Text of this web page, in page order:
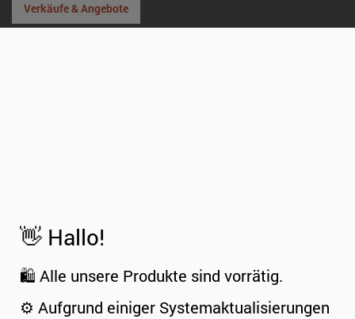
Verkäufe & Angebote
👋 Hallo!
🛍️ Alle unsere Produkte sind vorrätig.
⚙️ Aufgrund einiger Systemaktualisierungen